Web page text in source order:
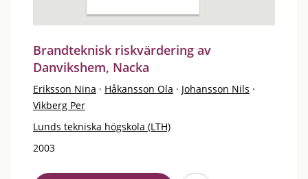
Brandteknisk riskvärdering av
Danvikshem, Nacka
Eriksson Nina · Håkansson Ola · Johansson Nils ·
Vikberg Per
Lunds tekniska högskola (LTH)
2003